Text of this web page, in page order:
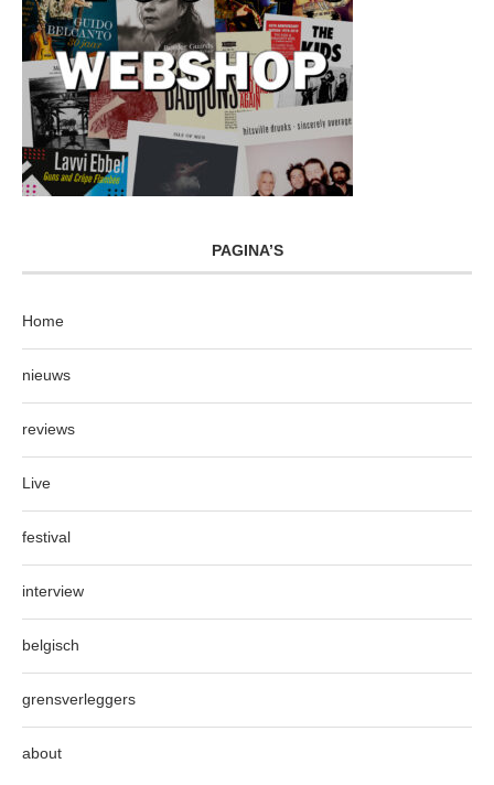
PAGINA’S
Home
nieuws
reviews
Live
festival
interview
belgisch
grensverleggers
about